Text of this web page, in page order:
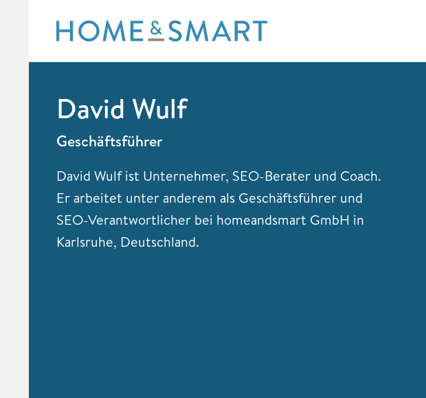
content
David Wulf
Geschäftsführer
David Wulf ist Unternehmer, SEO-Berater und Coach.
Er arbeitet unter anderem als Geschäftsführer und
SEO-Verantwortlicher bei homeandsmart GmbH in
Karlsruhe, Deutschland.